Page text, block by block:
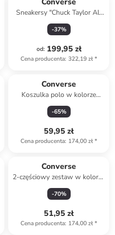
Sneakersy "Chuck Taylor All
Star" w kolorze czarnym
-37%
od: 199,95 zł
Cena producenta: 322,19 zł*
Converse
Koszulka polo w kolorze
białym
-65%
59,95 zł
Cena producenta: 174,00 zł*
Converse
2-częściowy zestaw w kolorze
błękitno-granatowym
-70%
51,95 zł
Cena producenta: 174,00 zł*